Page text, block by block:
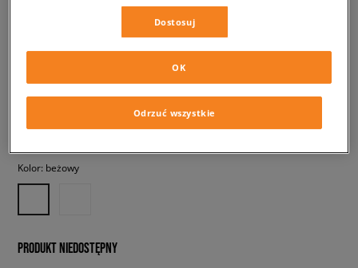
124,99 zł z VAT
✛ 125 PKT. WSIZEERCLUB
Kolor: beżowy
PRODUKT NIEDOSTĘPNY
Dostosuj
Odrzuć wszystkie
OK